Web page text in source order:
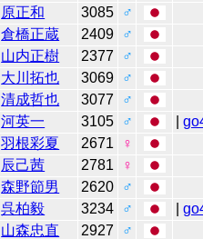
原正和 3085
♂
倉橋正蔵 2409
♂
山内正樹 2377
♂
大川拓也 3069
♂
清成哲也 3077
♂
河英一 3105 ♂ |
羽根彩夏 2671
♀
辰己茜 2781
♀
森野節男 2620
♂
呉柏毅 3234 ♂ |
山森忠直 2927
♂